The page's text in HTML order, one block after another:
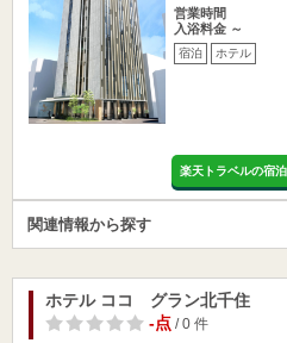
営業時間
入浴料金 ～
宿泊 ホテル
楽天トラベルの宿
関連情報から探す
ホテル ココ グラン北千住
-点/ 0 件